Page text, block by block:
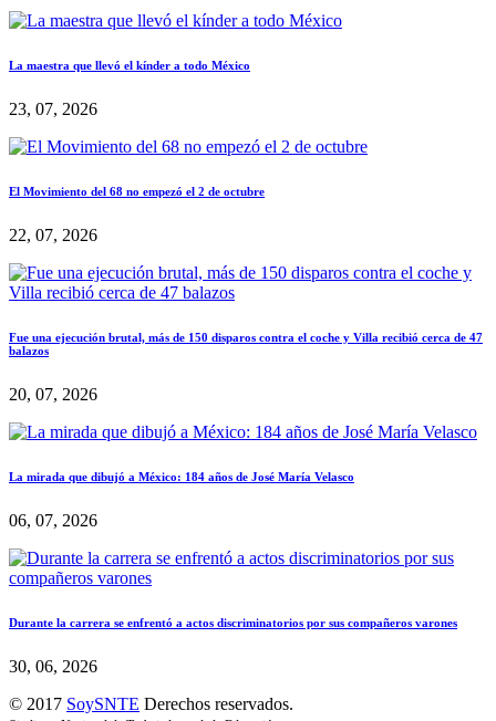
La maestra que llevó el kínder a todo México
23, 07, 2026
El Movimiento del 68 no empezó el 2 de octubre
22, 07, 2026
Fue una ejecución brutal, más de 150 disparos contra el coche y Villa recibió cerca de 47
balazos
20, 07, 2026
La mirada que dibujó a México: 184 años de José María Velasco
06, 07, 2026
Durante la carrera se enfrentó a actos discriminatorios por sus compañeros varones
30, 06, 2026
© 2017 SoySNTE Derechos reservados.